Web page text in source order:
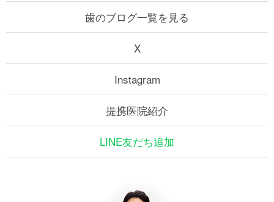
歯のブログ一覧を見る
X
Instagram
提携医院紹介
LINE友だち追加